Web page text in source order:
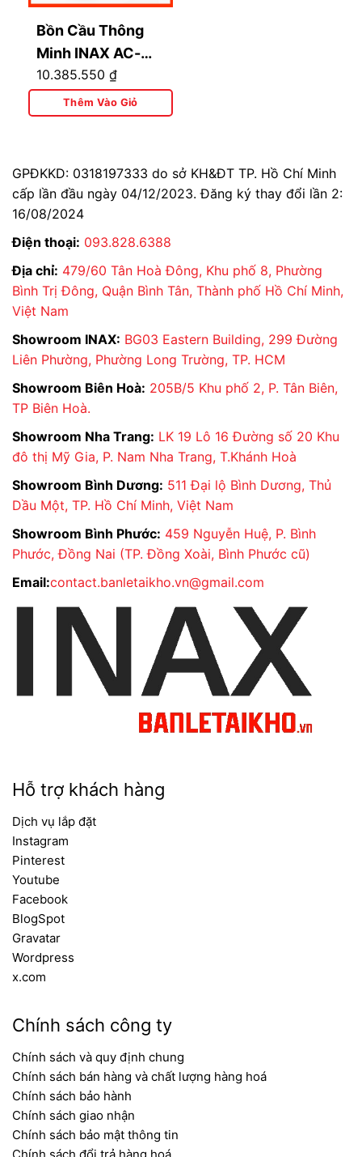
Bồn Cầu Thông
Minh INAX AC-
989+CW-H17VN
10.385.550 ₫
Thêm Vào Giỏ
GPĐKKD: 0318197333 do sở KH&ĐT TP. Hồ Chí Minh
cấp lần đầu ngày 04/12/2023. Đăng ký thay đổi lần 2:
16/08/2024
Điện thoại: 093.828.6388
Địa chỉ: 479/60 Tân Hoà Đông, Khu phố 8, Phường
Bình Trị Đông, Quận Bình Tân, Thành phố Hồ Chí Minh,
Việt Nam
Showroom INAX: BG03 Eastern Building, 299 Đường
Liên Phường, Phường Long Trường, TP. HCM
Showroom Biên Hoà: 205B/5 Khu phố 2, P. Tân Biên,
TP Biên Hoà.
Showroom Nha Trang: LK 19 Lô 16 Đường số 20 Khu
đô thị Mỹ Gia, P. Nam Nha Trang, T.Khánh Hoà
Showroom Bình Dương: 511 Đại lộ Bình Dương, Thủ
Dầu Một, TP. Hồ Chí Minh, Việt Nam
Showroom Bình Phước: 459 Nguyễn Huệ, P. Bình
Phước, Đồng Nai (TP. Đồng Xoài, Bình Phước cũ)
Email:contact.banletaikho.vn@gmail.com
Hỗ trợ khách hàng
Dịch vụ lắp đặt
Instagram
Pinterest
Youtube
Facebook
BlogSpot
Gravatar
Wordpress
x.com
Chính sách công ty
Chính sách và quy định chung
Chính sách bán hàng và chất lượng hàng hoá
Chính sách bảo hành
Chính sách giao nhận
Chính sách bảo mật thông tin